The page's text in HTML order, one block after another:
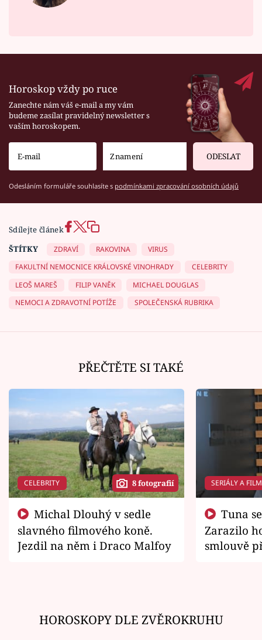
Horoskop vždy po ruce
Zanechte nám váš e-mail a my vám
budeme zasílat pravidelný newsletter s
vaším horoskopem.
ODESLAT
Odesláním formuláře souhlasíte s podmínkami zpracování osobních údajů
Sdílejte článek
ŠTÍTKY
ZDRAVÍ RAKOVINA
VIRUS
FAKULTNÍ NEMOCNICE KRÁLOVSKÉ VINOHRADY
CELEBRITY
LEOŠ MAREŠ
FILIP VANĚK
MICHAEL DOUGLAS
NEMOCI A ZDRAVOTNÍ POTÍŽE
SPOLEČENSKÁ RUBRIKA
PŘEČTĚTE SI TAKÉ
CELEBRITY 8 fotografií
slavného filmového koně.
Jezdil na něm i Draco Malfoy
SERIÁLY A
Zarazilo
smlouvě
HOROSKOPY DLE ZVĚROKRUHU